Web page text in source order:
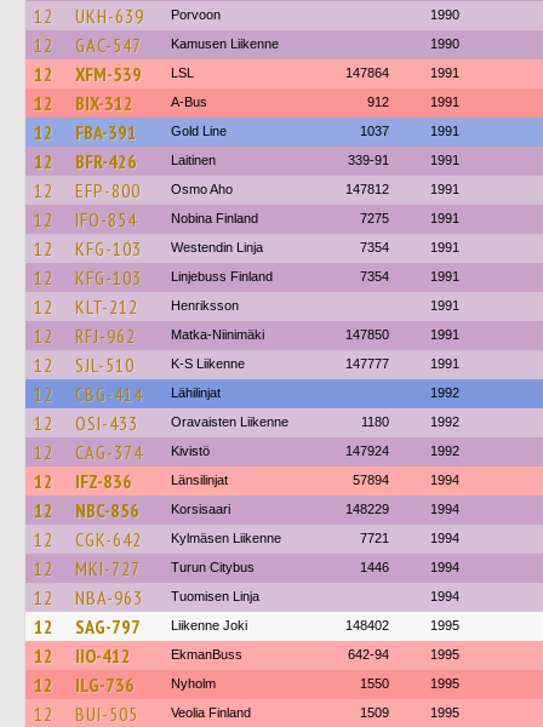
12 UKH-639 Porvoon 1990
12 GAC-547 Kamusen Liikenne 1990
12 XFM-539 LSL 147864 1991
12 BIX-312 A-Bus 912 1991
12 FBA-391 Gold Line 1037 1991
12 BFR-426 Laitinen 339-91 1991
12 EFP-800 Osmo Aho 147812 1991
12 IFO-854 Nobina Finland 7275 1991
12 KFG-103 Westendin Linja 7354 1991
12 KFG-103 Linjebuss Finland 7354 1991
12 KLT-212 Henriksson 1991
12 RFJ-962 Matka-Niinimäki 147850 1991
12 SJL-510 K-S Liikenne 147777 1991
12 CBG-414 Lähilinjat 1992
12 OSI-433 Oravaisten Liikenne 1180 1992
12 CAG-374 Kivistö 147924 1992
12 IFZ-836 Länsilinjat 57894 1994
12 NBC-856 Korsisaari 148229 1994
12 CGK-642 Kylmäsen Liikenne 7721 1994
12 MKI-727 Turun Citybus 1446 1994
12 NBA-963 Tuomisen Linja 1994
12 SAG-797 Liikenne Joki 148402 1995
12 IIO-412 EkmanBuss 642-94 1995
12 ILG-736 Nyholm 1550 1995
12 BUI-505 Veolia Finland 1509 1995